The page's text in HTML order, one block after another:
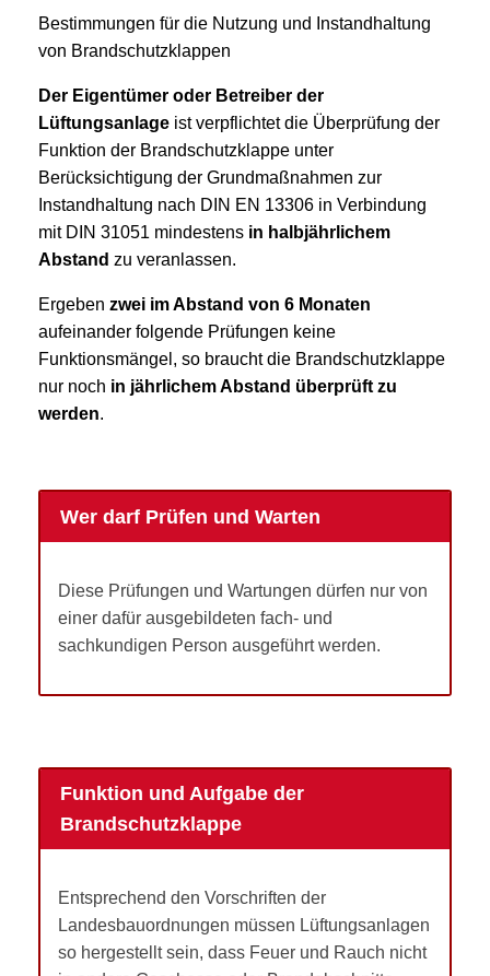
Bestimmungen für die Nutzung und Instandhaltung
von Brandschutzklappen
Der Eigentümer oder Betreiber der
Lüftungsanlage ist verpflichtet die Überprüfung der
Funktion der Brandschutzklappe unter
Berücksichtigung der Grundmaßnahmen zur
Instandhaltung nach DIN EN 13306 in Verbindung
mit DIN 31051 mindestens in halbjährlichem
Abstand zu veranlassen.
Ergeben zwei im Abstand von 6 Monaten
aufeinander folgende Prüfungen keine
Funktionsmängel, so braucht die Brandschutzklappe
nur noch in jährlichem Abstand überprüft zu
werden.
Wer darf Prüfen und Warten
Diese Prüfungen und Wartungen dürfen nur von
einer dafür ausgebildeten fach- und
sachkundigen Person ausgeführt werden.
Funktion und Aufgabe der
Brandschutzklappe
Entsprechend den Vorschriften der
Landesbauordnungen müssen Lüftungsanlagen
so hergestellt sein, dass Feuer und Rauch nicht